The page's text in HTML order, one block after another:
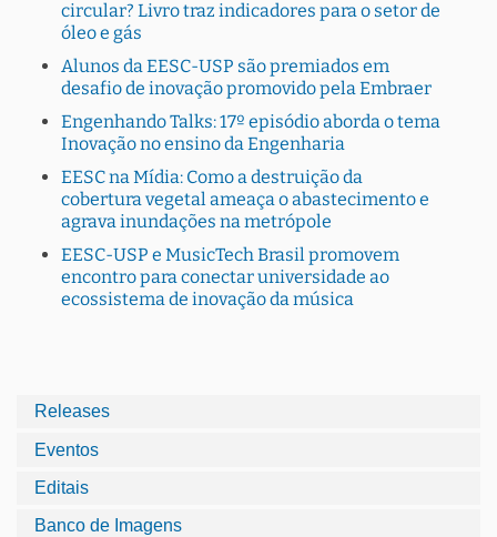
circular? Livro traz indicadores para o setor de
óleo e gás
Alunos da EESC-USP são premiados em
desafio de inovação promovido pela Embraer
Engenhando Talks: 17º episódio aborda o tema
Inovação no ensino da Engenharia
EESC na Mídia: Como a destruição da
cobertura vegetal ameaça o abastecimento e
agrava inundações na metrópole
EESC-USP e MusicTech Brasil promovem
encontro para conectar universidade ao
ecossistema de inovação da música
Releases
Eventos
Editais
Banco de Imagens